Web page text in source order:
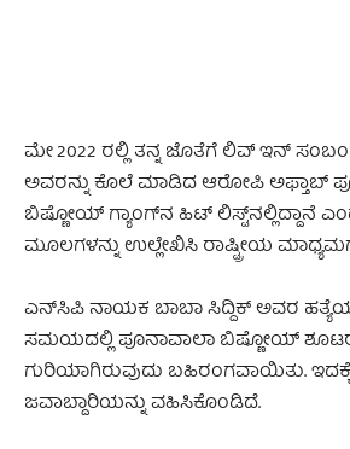
ಮೇ 2022 ರಲ್ಲಿ ತನ್ನ ಜೊತೆಗೆ ಲಿವ್ ಇನ್
ಅವರನ್ನು ಕೊಲೆ ಮಾಡಿದ ಆರೋಪಿ ಅಫ್ತಾಬ್
ಬಿಷ್ಣೋಯ್ ಗ್ಯಾಂಗ್‌ನ ಹಿಟ್ ಲಿಸ್ಟ್‌ನಲ್ಲಿದ್ದಾನೆ
ಮೂಲಗಳನ್ನು ಉಲ್ಲೇಖಿಸಿ ರಾಷ್ಟ್ರೀಯ
ಎನ್‌ಸಿಪಿ ನಾಯಕ ಬಾಬಾ ಸಿದ್ದಿಕ್ ಅವರ
ಸಮಯದಲ್ಲಿ ಪೂನಾವಾಲಾ ಬಿಷ್ಣೋಯ್
ಗುರಿಯಾಗಿರುವುದು ಬಹಿರಂಗವಾಯಿತು.
ಜವಾಬ್ದಾರಿಯನ್ನು ವಹಿಸಿಕೊಂಡಿದೆ.